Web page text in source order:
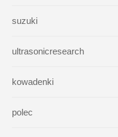
suzuki
ultrasonicresearch
kowadenki
polec